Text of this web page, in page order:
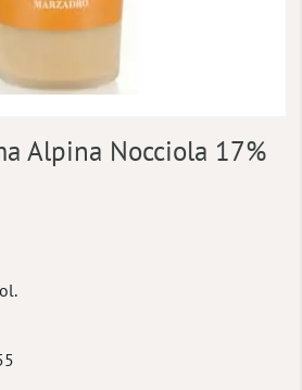
Alpina Nocciola 17%